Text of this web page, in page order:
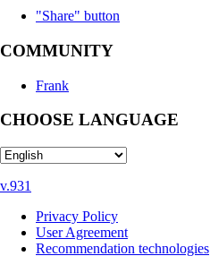
"Share" button
COMMUNITY
Frank
CHOOSE LANGUAGE
v.931
Privacy Policy
User Agreement
Recommendation technologies